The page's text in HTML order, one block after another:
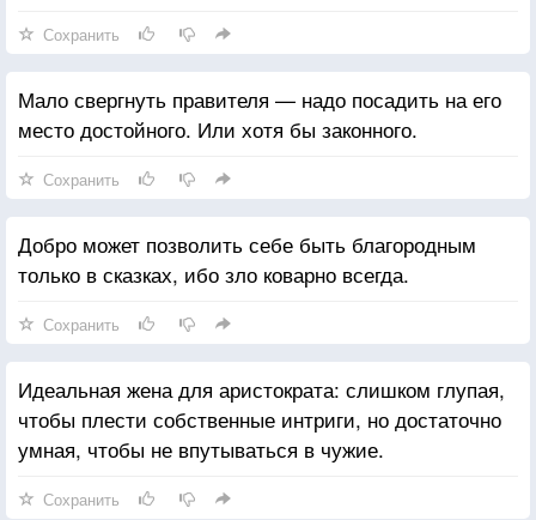
Сохранить
Мало свергнуть правителя — надо посадить на его
место достойного. Или хотя бы законного.
Сохранить
Добро может позволить себе быть благородным
только в сказках, ибо зло коварно всегда.
Сохранить
Идеальная жена для аристократа: слишком глупая,
чтобы плести собственные интриги, но достаточно
умная, чтобы не впутываться в чужие.
Сохранить